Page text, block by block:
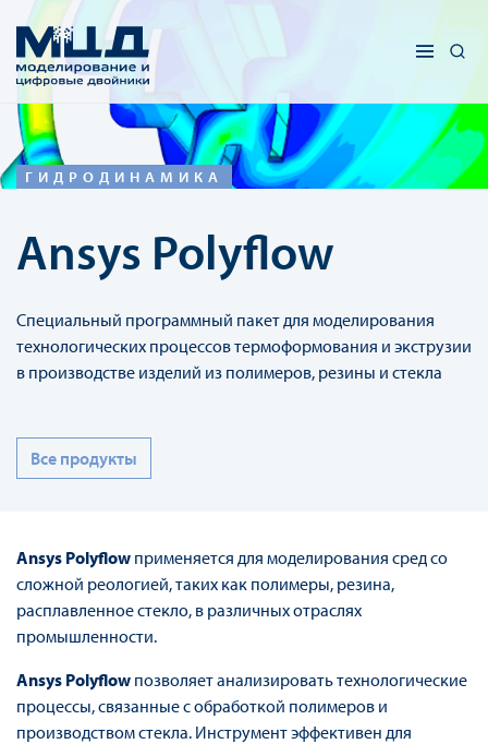
ГИДРОДИНАМИКА
Ansys Polyflow
Специальный программный пакет для моделирования
технологических процессов термоформования и экструзии
в производстве изделий из полимеров, резины и стекла
Все продукты
Ansys Polyflow применяется для моделирования сред со
сложной реологией, таких как полимеры, резина,
расплавленное стекло, в различных отраслях
промышленности.
Ansys Polyflow позволяет анализировать технологические
процессы, связанные с обработкой полимеров и
производством стекла. Инструмент эффективен для